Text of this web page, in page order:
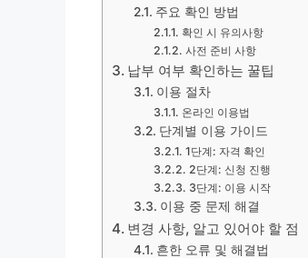
주요 확인 방법
확인 시 유의사항
사전 준비 사항
납부 여부 확인하는 꿀팁
이용 절차
온라인 이용법
단계별 이용 가이드
1단계: 자격 확인
2단계: 신청 진행
3단계: 이용 시작
이용 중 문제 해결
변경 사항, 알고 있어야 할 점
흔한 오류 및 해결법